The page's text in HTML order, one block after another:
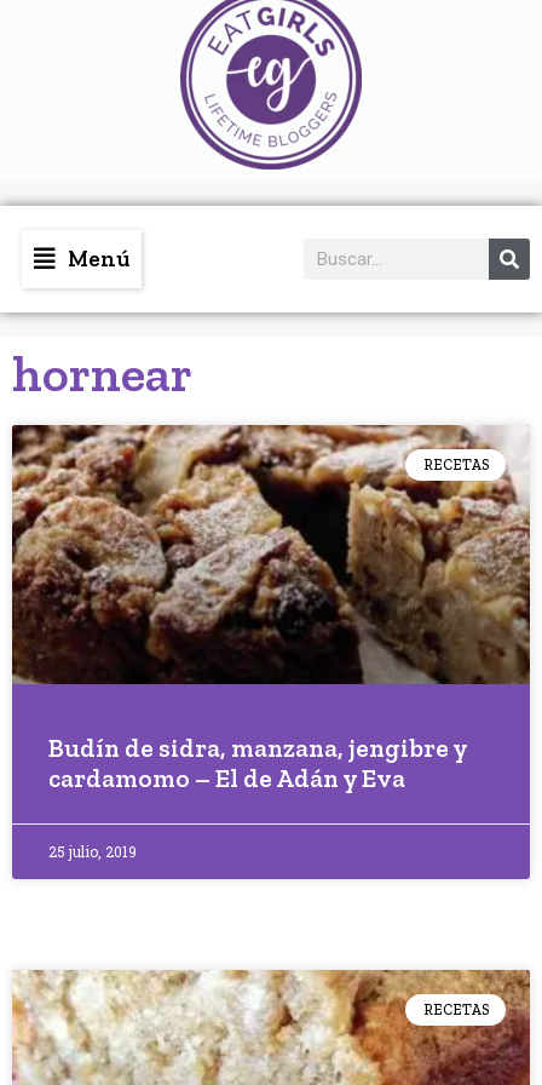
Menú
hornear
RECETAS
Budín de sidra, manzana, jengibre y
cardamomo – El de Adán y Eva
25 julio, 2019
RECETAS